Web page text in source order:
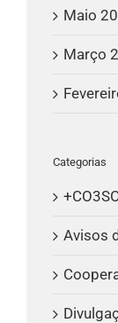
Maio
Março
Categorias
Avisos